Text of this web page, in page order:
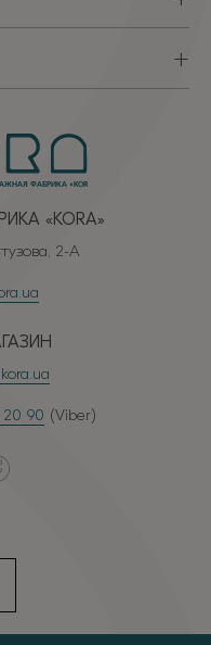
«КОRА»
2-А
90 (Viber)